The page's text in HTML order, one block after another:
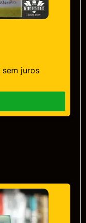
sem juros